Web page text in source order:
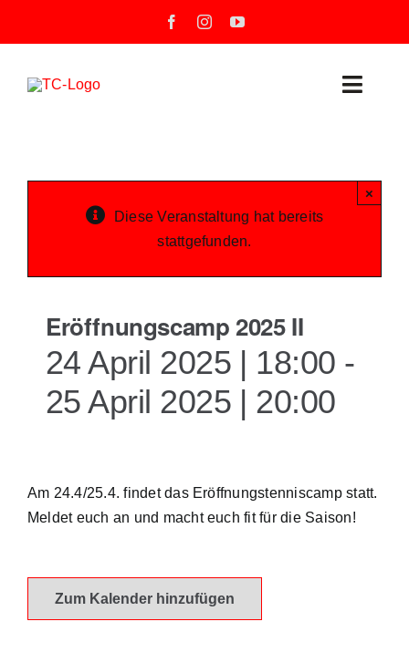
Toggle
Unsere Tennisanlage
Veranstaltungen
Diese Veranstaltung hat bereits
stattgefunden.
×
Eröffnungscamp 2025 II
24 April 2025 | 18:00 -
25 April 2025 | 20:00
Am 24.4/25.4. findet das Eröffnungstenniscamp statt.
Meldet euch an und macht euch fit für die Saison!
Zum Kalender hinzufügen